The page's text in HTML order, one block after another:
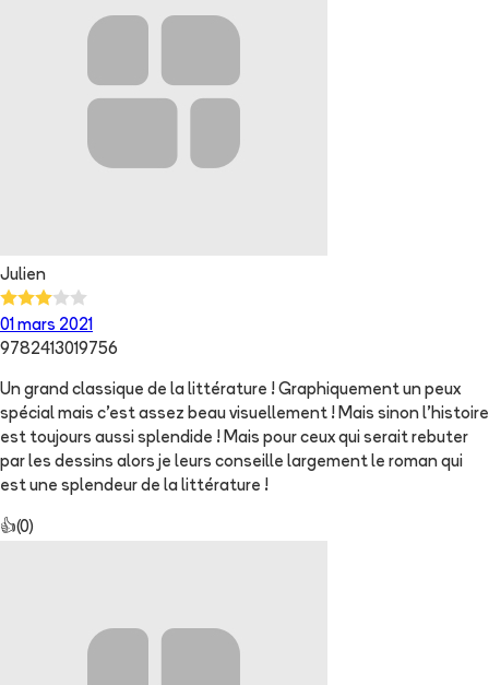
Julien
01 mars 2021
9782413019756
Un grand classique de la littérature ! Graphiquement un peux
spécial mais c'est assez beau visuellement ! Mais sinon l'histoire
est toujours aussi splendide ! Mais pour ceux qui serait rebuter
par les dessins alors je leurs conseille largement le roman qui
est une splendeur de la littérature !
👍(0)